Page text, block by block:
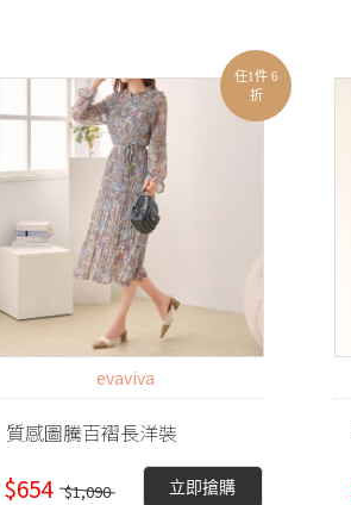
任1件 6
折
evaviva
質感圖騰百褶長洋裝
$654 $1,090 立即搶購